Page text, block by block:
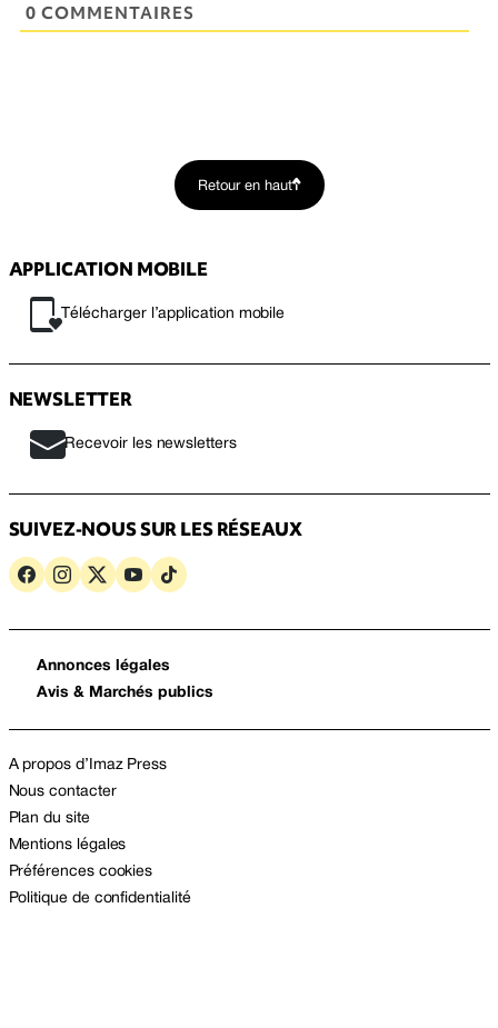
0 COMMENTAIRES
Retour en haut
APPLICATION MOBILE
Télécharger l’application mobile
NEWSLETTER
Recevoir les newsletters
SUIVEZ-NOUS SUR LES RÉSEAUX
Annonces légales
Avis & Marchés publics
A propos d’Imaz Press
Nous contacter
Plan du site
Mentions légales
Préférences cookies
Politique de confidentialité